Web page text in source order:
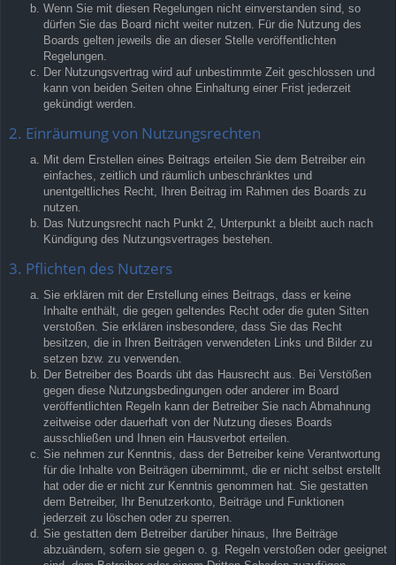
Wenn Sie mit diesen Regelungen nicht einverstanden sind, so
dürfen Sie das Board nicht weiter nutzen. Für die Nutzung des
Boards gelten jeweils die an dieser Stelle veröffentlichten
Regelungen.
Der Nutzungsvertrag wird auf unbestimmte Zeit geschlossen und
kann von beiden Seiten ohne Einhaltung einer Frist jederzeit
gekündigt werden.
2. Einräumung von Nutzungsrechten
Mit dem Erstellen eines Beitrags erteilen Sie dem Betreiber ein
einfaches, zeitlich und räumlich unbeschränktes und
unentgeltliches Recht, Ihren Beitrag im Rahmen des Boards zu
nutzen.
Das Nutzungsrecht nach Punkt 2, Unterpunkt a bleibt auch nach
Kündigung des Nutzungsvertrages bestehen.
3. Pflichten des Nutzers
Sie erklären mit der Erstellung eines Beitrags, dass er keine
Inhalte enthält, die gegen geltendes Recht oder die guten Sitten
verstoßen. Sie erklären insbesondere, dass Sie das Recht
besitzen, die in Ihren Beiträgen verwendeten Links und Bilder zu
setzen bzw. zu verwenden.
Der Betreiber des Boards übt das Hausrecht aus. Bei Verstößen
gegen diese Nutzungsbedingungen oder anderer im Board
veröffentlichten Regeln kann der Betreiber Sie nach Abmahnung
zeitweise oder dauerhaft von der Nutzung dieses Boards
ausschließen und Ihnen ein Hausverbot erteilen.
Sie nehmen zur Kenntnis, dass der Betreiber keine Verantwortung
für die Inhalte von Beiträgen übernimmt, die er nicht selbst erstellt
hat oder die er nicht zur Kenntnis genommen hat. Sie gestatten
dem Betreiber, Ihr Benutzerkonto, Beiträge und Funktionen
jederzeit zu löschen oder zu sperren.
Sie gestatten dem Betreiber darüber hinaus, Ihre Beiträge
abzuändern, sofern sie gegen o. g. Regeln verstoßen oder geeignet